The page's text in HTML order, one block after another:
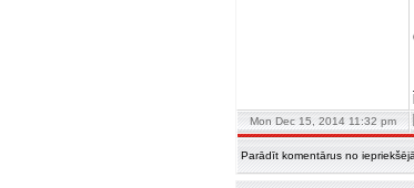
Mon Dec 15, 2014 11:32 pm
Parādīt komentārus no